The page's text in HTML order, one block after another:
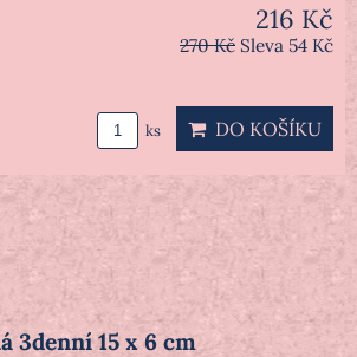
216 Kč
270 Kč Sleva 54 Kč
ks DO KOŠÍKU
3denní 15 x 6 cm